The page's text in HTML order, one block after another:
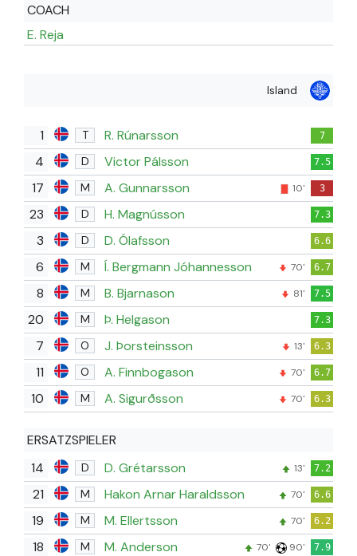
COACH
E. Reja
Island
1 T R. Rúnarsson 7
4 D Victor Pálsson 7.5
17 M A. Gunnarsson 10' 3
23 D H. Magnússon 7.3
3 D D. Ólafsson 6.6
6 M Í. Bergmann Jóhannesson 70' 6.7
8 M B. Bjarnason 81' 7.5
20 M Þ. Helgason 7.3
7 O J. Þorsteinsson 13' 6.3
11 O A. Finnbogason 70' 6.7
10 M A. Sigurðsson 70' 6.3
ERSATZSPIELER
14
D D. Grétarsson 13' 7.2
21 M Hakon Arnar Haraldsson 70' 6.6
19 M M. Ellertsson 70' 6.2
18 M M. Anderson 70' 90' 7.9